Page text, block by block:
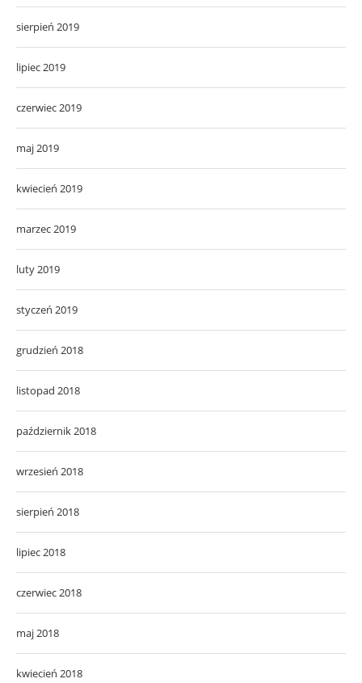
sierpień 2019
lipiec 2019
czerwiec 2019
maj 2019
kwiecień 2019
marzec 2019
luty 2019
styczeń 2019
grudzień 2018
listopad 2018
październik 2018
wrzesień 2018
sierpień 2018
lipiec 2018
czerwiec 2018
maj 2018
kwiecień 2018